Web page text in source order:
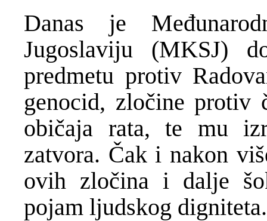
Danas je
Jugoslaviju (MKSJ)
predmetu protiv
genocid, zločine protiv
običaja rata, te mu
zatvora. Čak i nakon
ovih zločina i dalje
pojam ljudskog digniteta.